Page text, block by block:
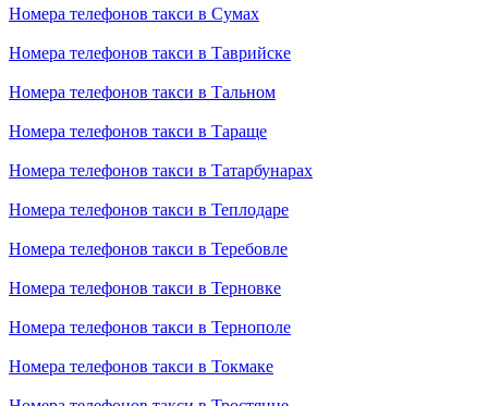
Номера телефонов такси в Сумах
Номера телефонов такси в Таврийске
Номера телефонов такси в Тальном
Номера телефонов такси в Тараще
Номера телефонов такси в Татарбунарах
Номера телефонов такси в Теплодаре
Номера телефонов такси в Теребовле
Номера телефонов такси в Терновке
Номера телефонов такси в Тернополе
Номера телефонов такси в Токмаке